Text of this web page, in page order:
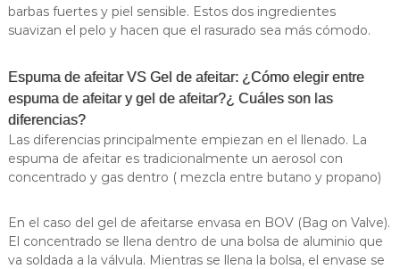
barbas fuertes y piel sensible. Estos dos ingredientes
suavizan el pelo y hacen que el rasurado sea más cómodo.
Espuma de afeitar VS Gel de afeitar: ¿Cómo elegir entre
espuma de afeitar y gel de afeitar?¿ Cuáles son las
diferencias?
Las diferencias principalmente empiezan en el llenado. La
espuma de afeitar es tradicionalmente un aerosol con
concentrado y gas dentro ( mezcla entre butano y propano)
En el caso del gel de afeitarse envasa en BOV (Bag on Valve).
El concentrado se llena dentro de una bolsa de aluminio que
va soldada a la válvula. Mientras se llena la bolsa, el envase se